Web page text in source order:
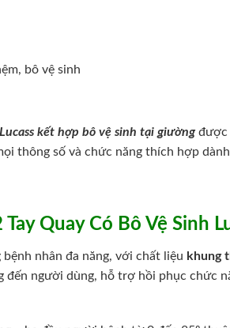
bô vệ sinh
kết hợp bô vệ sinh tại giườngđược
thông số và chức năng thích hợp
Quay Có Bô Vệ Sinh
nhân đa năng, với chất liệu khung
người dùng, hỗ trợ hồi phục chức